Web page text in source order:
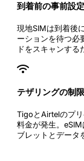
到着前の事前設
現地SIMは到着後
ーションを待つ必
ドをスキャンする
テザリングの制
TigoとAirtelのプ
料金が発生。
ブレットとデータ